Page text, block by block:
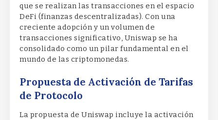
que se realizan las transacciones en el espacio
DeFi (finanzas descentralizadas). Con una
creciente adopción y un volumen de
transacciones significativo, Uniswap se ha
consolidado como un pilar fundamental en el
mundo de las criptomonedas.
Propuesta de Activación de Tarifas
de Protocolo
La propuesta de Uniswap incluye la activación